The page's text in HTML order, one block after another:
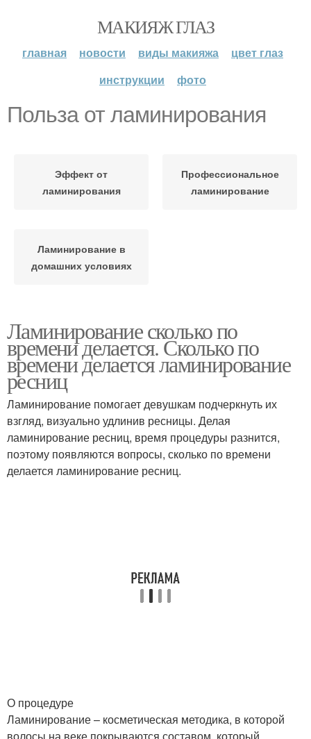
МАКИЯЖ ГЛАЗ
главная новости виды макияжа
цвет глаз
инструкции
фото
Польза от ламинирования
Эффект от
ламинирования
Профессиональное
ламинирование
Ламинирование в
домашних условиях
Ламинирование сколько по
времени делается. Сколько по
времени делается ламинирование
ресниц
Ламинирование помогает девушкам подчеркнуть их
взгляд, визуально удлинив ресницы. Делая
ламинирование ресниц, время процедуры разнится,
поэтому появляются вопросы, сколько по времени
делается ламинирование ресниц.
О процедуре
Ламинирование – косметическая методика, в которой